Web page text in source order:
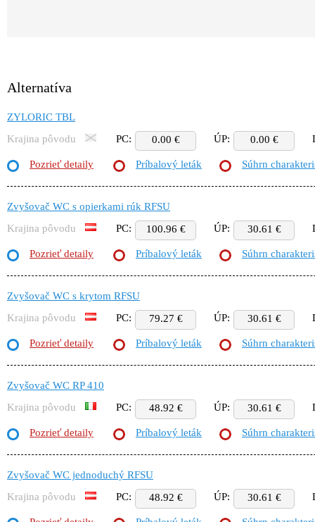
Alternatíva
ZYLORIC TBL
Krajina pôvodu
PC: 0.00 € ÚP: 0.00 €
Pozrieť detaily Príbalový leták Súhrn
Zvyšovač WC s opierkami rúk RFSU
Krajina pôvodu
PC: 100.96 € ÚP: 30.61 €
Pozrieť detaily Príbalový leták Súhrn
Zvyšovač WC s krytom RFSU
Krajina pôvodu
PC: 79.27 € ÚP: 30.61 €
Pozrieť detaily Príbalový leták Súhrn
Zvyšovač WC RP 410
Krajina pôvodu
PC: 48.92 € ÚP: 30.61 €
Pozrieť detaily Príbalový leták Súhrn
Zvyšovač WC jednoduchý RFSU
Krajina pôvodu
PC: 48.92 € ÚP: 30.61 €